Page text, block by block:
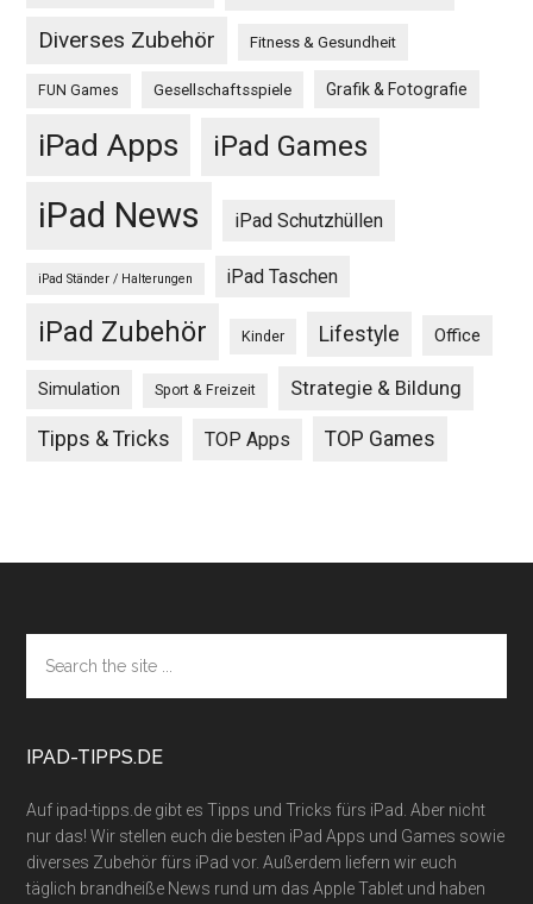
Diverses Zubehör Fitness & Gesundheit
FUN Games Gesellschaftsspiele Grafik & Fotografie
iPad Apps iPad Games
iPad News iPad Schutzhüllen
iPad Ständer / Halterungen iPad Taschen
iPad Zubehör Kinder Lifestyle Office
Simulation Sport & Freizeit Strategie & Bildung
Tipps & Tricks TOP Apps TOP Games
Footer
the
site
IPAD-TIPPS.DE
Auf ipad-tipps.de gibt es Tipps und Tricks fürs iPad. Aber nicht
nur das! Wir stellen euch die besten iPad Apps und Games sowie
diverses Zubehör fürs iPad vor. Außerdem liefern wir euch
täglich brandheiße News rund um das Apple Tablet und haben